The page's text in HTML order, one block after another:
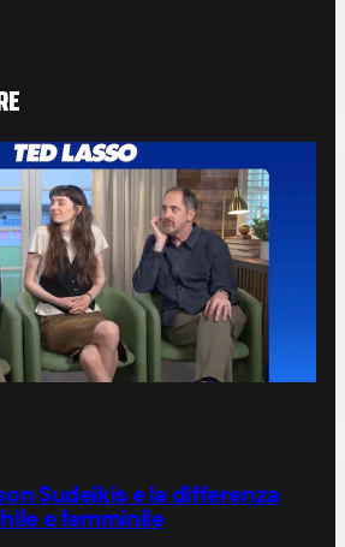
Sudeikis e la differenza
e femminile